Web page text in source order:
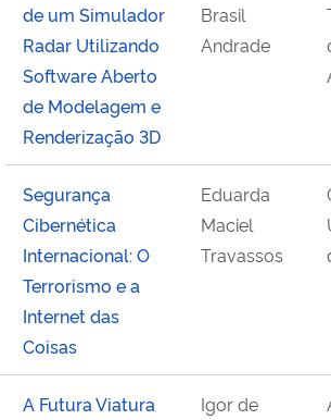
de um Simulador
Radar Utilizando
Software Aberto
de Modelagem e
Renderização 3D
Brasil
Andrade
Segurança
Cibernética
Internacional: O
Terrorismo e a
Internet das
Coisas
Eduarda
Maciel
Travassos
A Futura Viatura
Igor de